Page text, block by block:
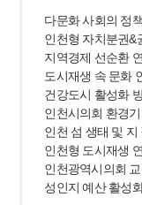
다문화 사회의 정
인천형 자치분권&
지역경제 선순환
도시재생 속 문화
건강도시 활성화
인천시의회 환경
인천 섬 생태 및 지
인천형 도시재생
인천광역시의회
성인지 예산 활성